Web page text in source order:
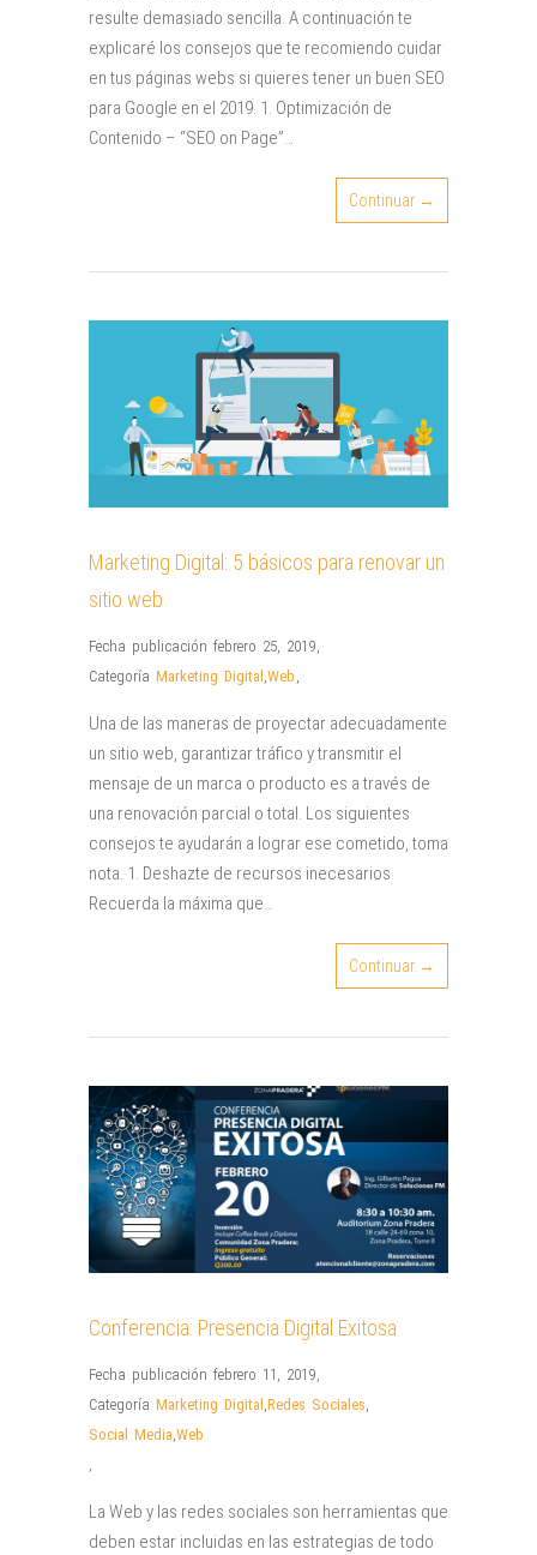
resulte demasiado sencilla. A continuación te
explicaré los consejos que te recomiendo cuidar
en tus páginas webs si quieres tener un buen SEO
para Google en el 2019. 1. Optimización de
Contenido – “SEO on Page”…
Continuar →
Marketing Digital: 5 básicos para renovar un
sitio web
Fecha publicación febrero 25, 2019
Categoría Marketing Digital Web
Una de las maneras de proyectar adecuadamente
un sitio web, garantizar tráfico y transmitir el
mensaje de un marca o producto es a través de
una renovación parcial o total. Los siguientes
consejos te ayudarán a lograr ese cometido, toma
nota. 1. Deshazte de recursos inecesarios
Recuerda la máxima que…
Continuar →
Conferencia: Presencia Digital Exitosa
Fecha publicación febrero 11, 2019,
Categoría Marketing Digital ,Redes Sociales,
Social Media,Web
,
La Web y las redes sociales son herramientas que
deben estar incluidas en las estrategias de todo